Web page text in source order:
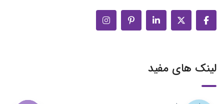
لینک های مفید